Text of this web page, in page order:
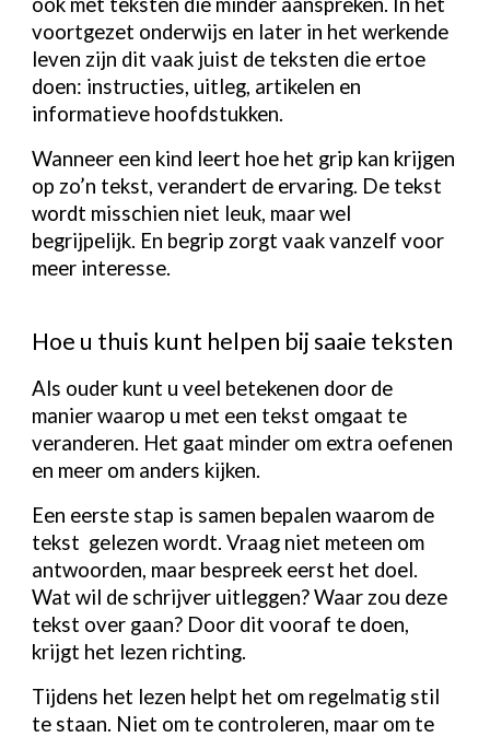
voortgezet onderwijs en later in het werkende
leven zijn dit vaak juist de teksten die ertoe
doen: instructies, uitleg, artikelen en
informatieve hoofdstukken.
Wanneer een kind leert hoe het grip kan krijgen
op zo’n tekst, verandert de ervaring. De tekst
wordt misschien niet leuk, maar wel
begrijpelijk. En begrip zorgt vaak vanzelf voor
meer interesse.
Hoe u thuis kunt helpen bij saaie teksten
Als ouder kunt u veel betekenen door de
manier waarop u met een tekst omgaat te
veranderen. Het gaat minder om extra oefenen
en meer om anders kijken.
Een eerste stap is samen bepalen waarom de
tekst gelezen wordt. Vraag niet meteen om
antwoorden, maar bespreek eerst het doel.
Wat wil de schrijver uitleggen? Waar zou deze
tekst over gaan? Door dit vooraf te doen,
krijgt het lezen richting.
Tijdens het lezen helpt het om regelmatig stil
te staan. Niet om te controleren, maar om te